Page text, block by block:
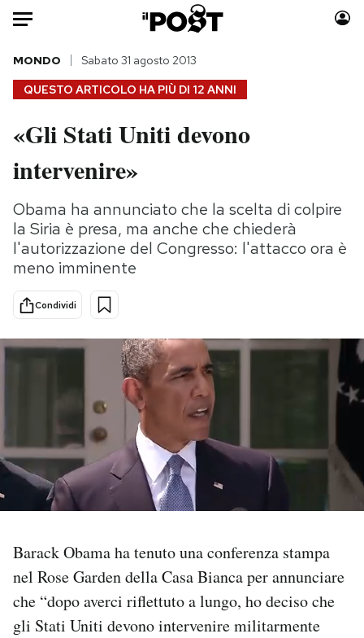
Auto
HOME
Italia
Politica
Tecnologia
Internet
Scienza
Cultura
Economia
Moda
Storie/Idee
Ok Boomer!
Media
PODCAST
NEWSLETTER
I MIEI PREFERITI
SHOP
CALENDARIO
QUESTO ARTICOLO HA PIÙ DI 12 ANNI
MONDO Sabato 31 agosto 2013
«Gli Stati Uniti devono
intervenire»
Obama ha annunciato che la scelta di colpire
la Siria è presa, ma anche che chiederà
l'autorizzazione del Congresso: l'attacco ora è
meno imminente
Condividi
Barack Obama ha tenuto una conferenza stampa
nel Rose Garden della Casa Bianca per annunciare
che “dopo averci riflettuto a lungo, ho deciso che
gli Stati Uniti devono intervenire militarmente